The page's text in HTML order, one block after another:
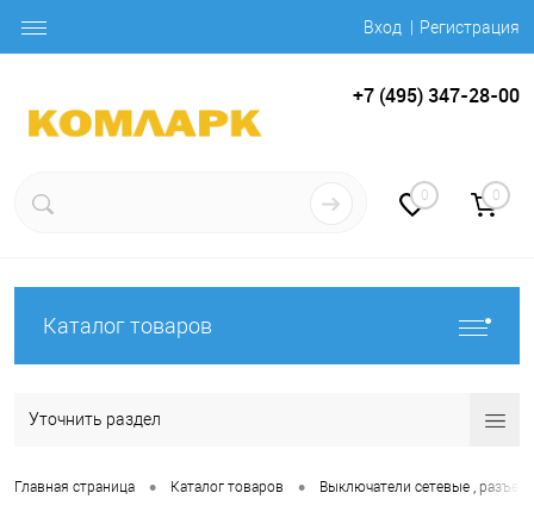
Вход Регистрация
+7 (495) 347-28-00
0 0
Каталог товаров
Уточнить раздел
Главная страница • Каталог товаров • Выключатели сетевые ,